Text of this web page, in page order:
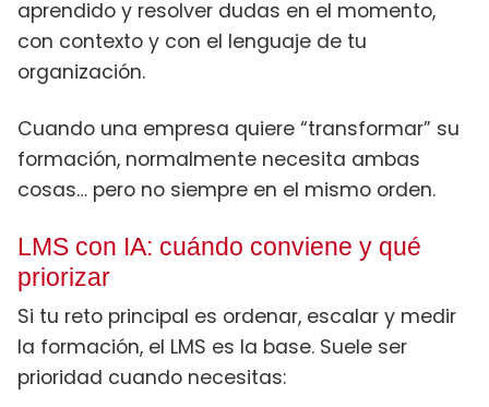
aprendido y resolver dudas en el momento,
con contexto y con el lenguaje de tu
organización.
Cuando una empresa quiere “transformar” su
formación, normalmente necesita ambas
cosas… pero no siempre en el mismo orden.
LMS con IA: cuándo conviene y qué
priorizar
Si tu reto principal es ordenar, escalar y medir
la formación, el LMS es la base. Suele ser
prioridad cuando necesitas: